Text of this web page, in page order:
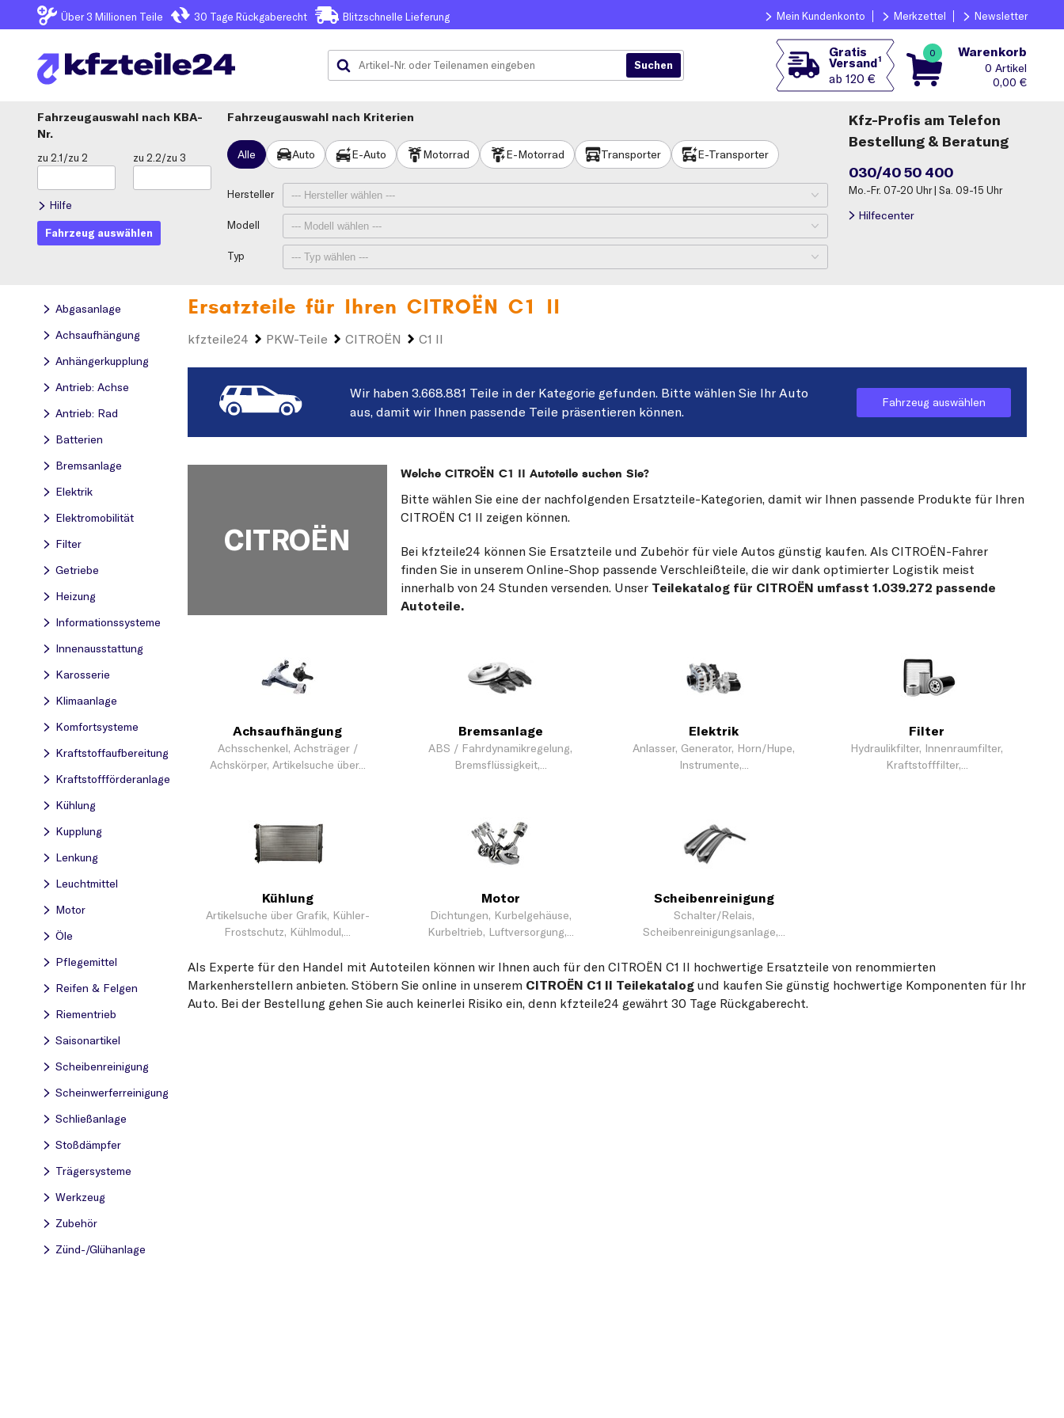
Über 3 Millionen Teile 30 Tage Rückgaberecht Blitzschnelle Lieferung Mein Kundenkonto Merkzettel Newsletter
Gratis
Versand1
ab 120 €
0 Warenkorb
0
0,00 €
Fahrzeugauswahl
KBA-
Nr.
zu 2.1/zu 2 zu 2.2/zu 3
Hilfe
Fahrzeug auswählen
Fahrzeugauswahl nach Kriterien
Alle Auto E-Auto Motorrad E-Motorrad Transporter E-Transporter
Hersteller
Modell
Typ
Kfz-Profis am Telefon
Bestellung & Beratung
030/40 50 400
Mo.-Fr. 07-20 Uhr | Sa. 09-15 Uhr
Hilfecenter
Abgasanlage
Achsaufhängung
Anhängerkupplung
Antrieb: Achse
Antrieb: Rad
Batterien
Bremsanlage
Elektrik
Elektromobilität
Filter
Getriebe
Heizung
Informationssysteme
Innenausstattung
Karosserie
Klimaanlage
Komfortsysteme
Kraftstoff­aufbereitung
Kraftstoff­förderanlage
Kühlung
Kupplung
Lenkung
Leuchtmittel
Motor
Öle
Pflegemittel
Reifen & Felgen
Riementrieb
Saisonartikel
Scheibenreinigung
Scheinwerferreinigung
Schließanlage
Stoßdämpfer
Trägersysteme
Werkzeug
Zubehör
Zünd-/Glühanlage
Ersatzteile für Ihren CITROËN C1 II
kfzteile24 PKW-Teile CITROËN C1 II
Wir haben 3.668.881 Teile in der Kategorie gefunden. Bitte wählen Sie Ihr Auto
aus, damit wir Ihnen passende Teile präsentieren können.
Fahrzeug auswählen
CITROËN
Welche CITROËN C1 II Autoteile suchen Sie?
Bitte wählen Sie eine der nachfolgenden Ersatzteile-Kategorien, damit wir Ihnen passende Produkte für Ihren
CITROËN C1 II zeigen können.
Bei kfzteile24 können Sie Ersatzteile und Zubehör für viele Autos günstig kaufen. Als CITROËN-Fahrer
finden Sie in unserem Online-Shop passende Verschleißteile, die wir dank optimierter Logistik meist
innerhalb von 24 Stunden versenden. Unser Teilekatalog für CITROËN umfasst 1.039.272 passende
Autoteile.
Achsaufhängung
Achsschenkel, Achsträger /
Achskörper, Artikelsuche über...
Bremsanlage
ABS / Fahrdynamikregelung,
Bremsflüssigkeit,...
Elektrik
Anlasser, Generator, Horn/Hupe,
Instrumente,...
Filter
Hydraulikfilter, Innenraumfilter,
Kraftstofffilter,...
Kühlung
Artikelsuche über Grafik, Kühler-
Frostschutz, Kühlmodul,...
Motor
Dichtungen, Kurbelgehäuse,
Kurbeltrieb, Luftversorgung,...
Scheibenreinigung
Schalter/Relais,
Scheibenreinigungsanlage,...
Als Experte für den Handel mit Autoteilen können wir Ihnen auch für den CITROËN C1 II hochwertige Ersatzteile von renommierten
Markenherstellern anbieten. Stöbern Sie online in unserem CITROËN C1 II Teilekatalog und kaufen Sie günstig hochwertige Komponenten für Ihr
Auto. Bei der Bestellung gehen Sie auch keinerlei Risiko ein, denn kfzteile24 gewährt 30 Tage Rückgaberecht.